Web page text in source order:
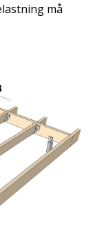
må